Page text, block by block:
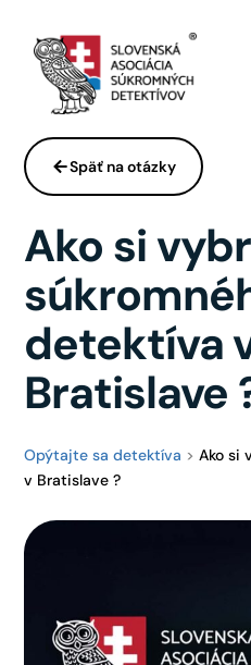
Späť na otázky
Ako si
detektíva
Bratislave
Opýtajte sa detektíva >Ako si
v Bratislave ?